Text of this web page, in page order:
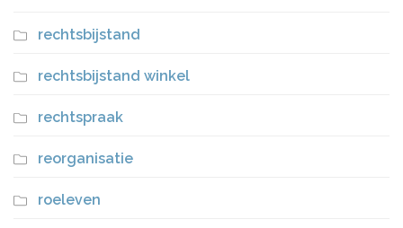
rechtsbijstand
rechtsbijstand winkel
rechtspraak
reorganisatie
roeleven